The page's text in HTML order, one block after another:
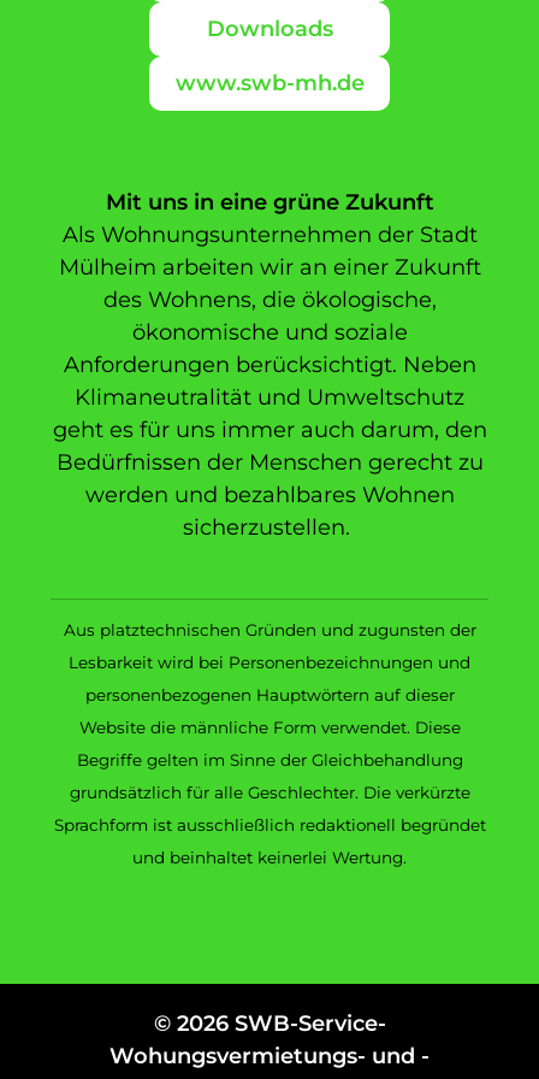
Downloads
www.swb-mh.de
Mit uns in eine grüne Zukunft
Als Wohnungsunternehmen der Stadt
Mülheim arbeiten wir an einer Zukunft
des Wohnens, die ökologische,
ökonomische und soziale
Anforderungen berücksichtigt. Neben
Klimaneutralität und Umweltschutz
geht es für uns immer auch darum, den
Bedürfnissen der Menschen gerecht zu
werden und bezahlbares Wohnen
sicherzustellen.
Aus platztechnischen Gründen und zugunsten der
Lesbarkeit wird bei Personenbezeichnungen und
personenbezogenen Hauptwörtern auf dieser
Website die männliche Form verwendet. Diese
Begriffe gelten im Sinne der Gleichbehandlung
grundsätzlich für alle Geschlechter. Die verkürzte
Sprachform ist ausschließlich redaktionell begründet
und beinhaltet keinerlei Wertung.
© 2026 SWB-Service-
Wohungsvermietungs- und -